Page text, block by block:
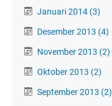
Januari 2014 (3)
Desember 2013 (4)
November 2013 (2)
Oktober 2013 (2)
September 2013 (2)